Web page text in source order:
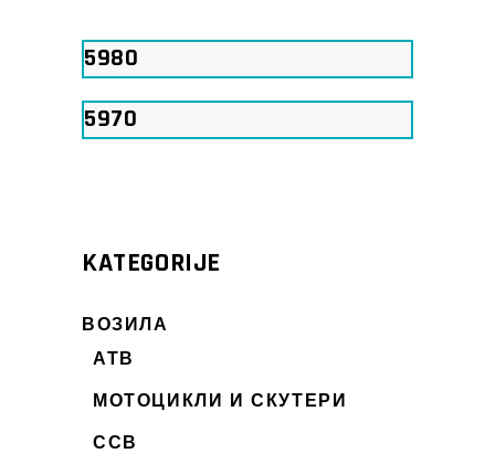
KATEGORIJE
ВОЗИЛА
АТВ
МОТОЦИКЛИ И СКУТЕРИ
ССВ